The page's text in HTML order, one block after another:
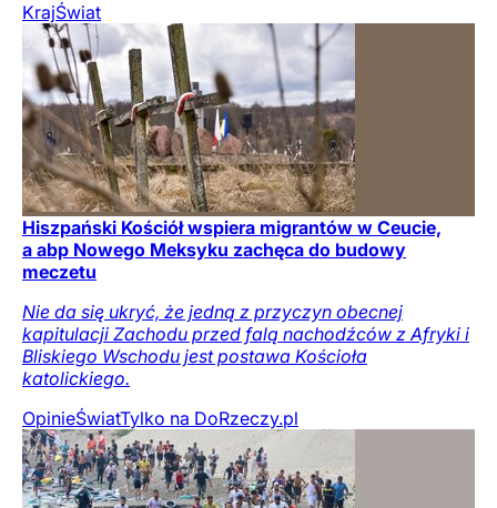
KrajŚwiat
Hiszpański Kościół wspiera migrantów w Ceucie,
a abp Nowego Meksyku zachęca do budowy
meczetu
Nie da się ukryć, że jedną z przyczyn obecnej
kapitulacji Zachodu przed falą nachodźców z Afryki i
Bliskiego Wschodu jest postawa Kościoła
katolickiego.
OpinieŚwiatTylko na DoRzeczy.pl